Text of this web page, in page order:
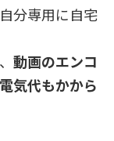
分専用に自宅
動画のエンコ
気代もかから